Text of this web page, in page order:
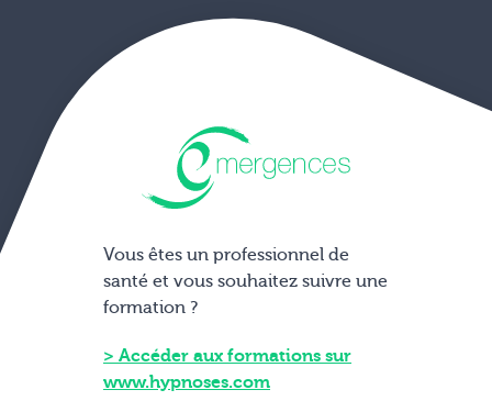
Vous êtes un professionnel de
santé et vous souhaitez suivre une
formation ?
Accéder aux formations sur
www.hypnoses.com